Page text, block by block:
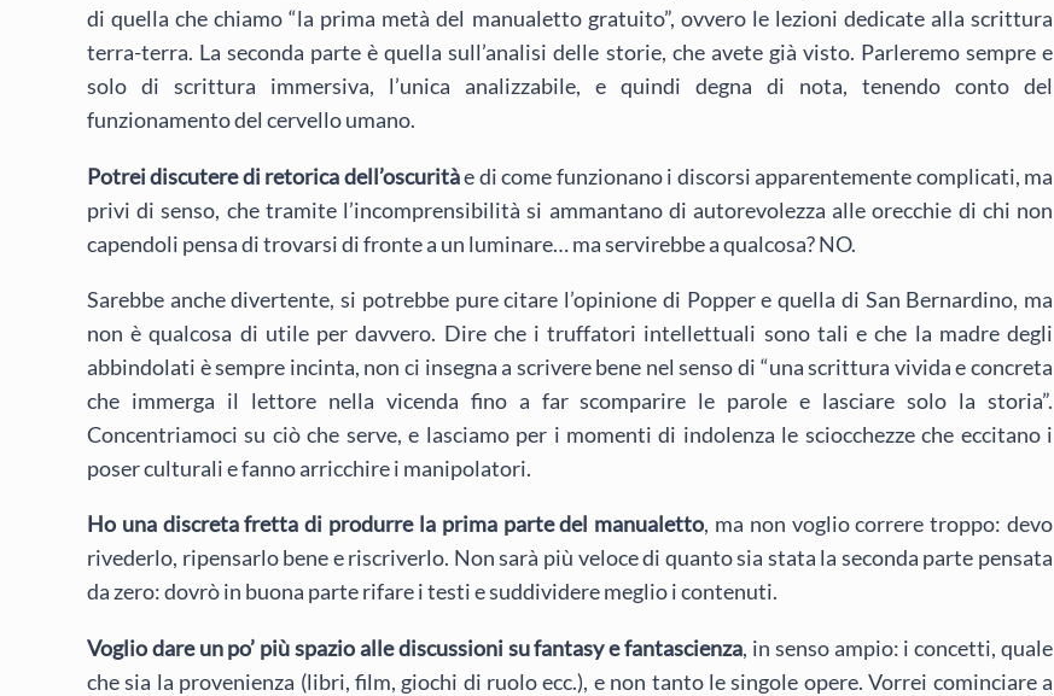
di quella che chiamo “la prima metà del manualetto gratuito”, ovvero le lezioni dedicate alla scrittura
terra-terra. La seconda parte è quella sull’analisi delle storie, che avete già visto. Parleremo sempre e
solo di scrittura immersiva, l’unica analizzabile, e quindi degna di nota, tenendo conto del
funzionamento del cervello umano.
Potrei discutere di retorica dell’oscuritàe di come funzionano i discorsi apparentemente complicati, ma
privi di senso, che tramite l’incomprensibilità si ammantano di autorevolezza alle orecchie di chi non
capendoli pensa di trovarsi di fronte a un luminare… ma servirebbe a qualcosa? NO.
Sarebbe anche divertente, si potrebbe pure citare l’opinione di Popper e quella di San Bernardino, ma
non è qualcosa di utile per davvero. Dire che i truffatori intellettuali sono tali e che la madre degli
abbindolati è sempre incinta, non ci insegna a scrivere bene nel senso di “una scrittura vivida e concreta
che immerga il lettore nella vicenda fino a far scomparire le parole e lasciare solo la storia”.
Concentriamoci su ciò che serve, e lasciamo per i momenti di indolenza le sciocchezze che eccitano i
poser culturali e fanno arricchire i manipolatori.
Ho una discreta fretta di produrre la prima parte del manualetto, ma non voglio correre troppo: devo
rivederlo, ripensarlo bene e riscriverlo. Non sarà più veloce di quanto sia stata la seconda parte pensata
da zero: dovrò in buona parte rifare i testi e suddividere meglio i contenuti.
Voglio dare un po’ più spazio alle discussioni su fantasy e fantascienza, in senso ampio: i concetti, quale
che sia la provenienza (libri, film, giochi di ruolo ecc.), e non tanto le singole opere. Vorrei cominciare a